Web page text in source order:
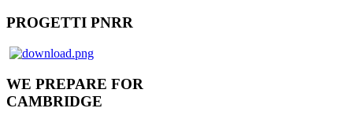
PROGETTI PNRR
WE PREPARE FOR
CAMBRIDGE